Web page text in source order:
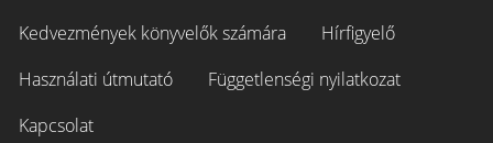
Kedvezmények könyvelők számára
Hírfigyelő
Használati útmutató
Függetlenségi nyilatkozat
Kapcsolat